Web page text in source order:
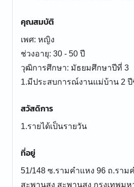
คุณสมบัติ
เพศ: หญิง
ช่วงอายุ: 30 - 50 ปี
วุฒิการศึกษา: มัธยมศึกษาปีที่ 3
สวัสดิการ
1.รายได้เป็นรายวัน
ที่อยู่
51/148 ซ.รามคำแหง 96 ถ.ราม
สะพานสูง สะพานสูง กรุงเทพมห